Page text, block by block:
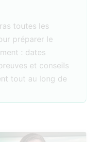
toutes les
préparer le
: dates
et conseils
tout au long de